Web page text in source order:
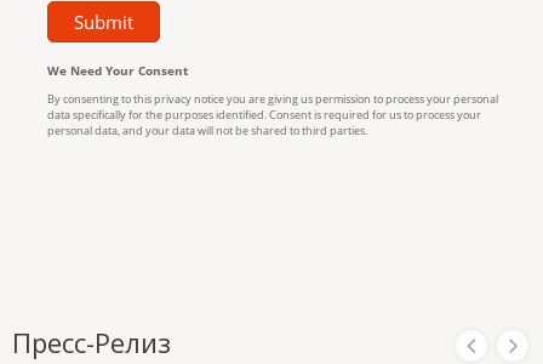
Пресс-Релиз